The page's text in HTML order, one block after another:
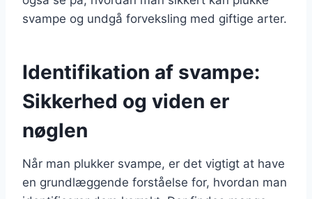
svampe og undgå forveksling med giftige arter.
Identifikation af svampe:
Sikkerhed og viden er
nøglen
Når man plukker svampe, er det vigtigt at have
en grundlæggende forståelse for, hvordan man